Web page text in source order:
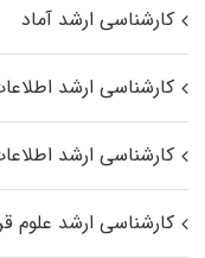
کارشناسی ارشد آماد
کارشناسی ارشد
کارشناسی ارشد
کارشناسی ارشد علوم